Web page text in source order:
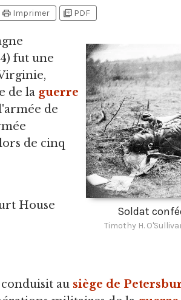
print Imprimer picture_as_pdf PDF
Soldat
Timothy H.
fut une
de la guerre
de
de cinq
House
au siège de